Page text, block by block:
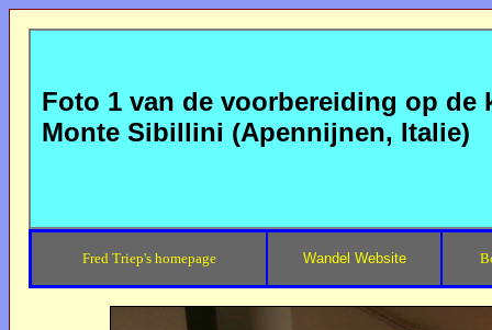
Foto 1 van de voorbereiding op de
Monte Sibillini (Apennijnen, Italie)
Fred Triep's homepage Wandel Website